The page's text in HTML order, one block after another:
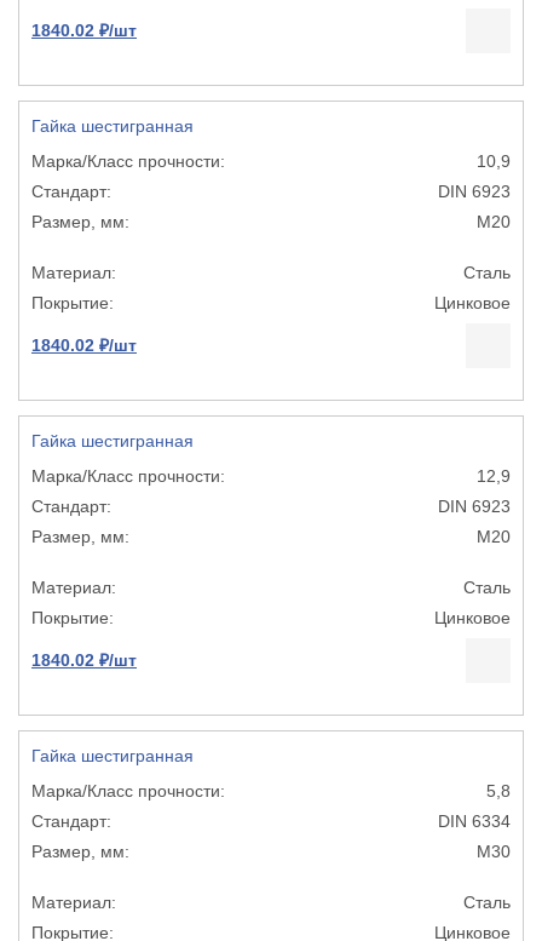
1840.02 ₽/шт
Гайка шестигранная
10,9
DIN 6923
М20
Сталь
Цинковое
1840.02 ₽/шт
Гайка шестигранная
12,9
DIN 6923
М20
Сталь
Цинковое
1840.02 ₽/шт
Гайка шестигранная
5,8
DIN 6334
М30
Сталь
Цинковое